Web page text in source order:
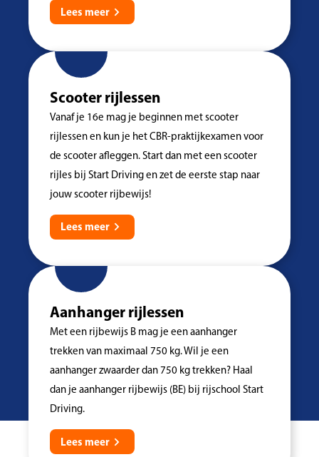
Lees meer
Scooter rijlessen
Vanaf je 16e mag je beginnen met scooter
rijlessen en kun je het CBR-praktijkexamen voor
de scooter afleggen. Start dan met een scooter
rijles bij Start Driving en zet de eerste stap naar
jouw scooter rijbewijs!
Lees meer
Aanhanger rijlessen
Met een rijbewijs B mag je een aanhanger
trekken van maximaal 750 kg. Wil je een
aanhanger zwaarder dan 750 kg trekken? Haal
dan je aanhanger rijbewijs (BE) bij rijschool Start
Driving.
Lees meer